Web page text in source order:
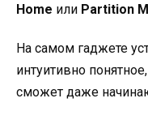
Home или Partition
На самом гаджете
интуитивно
сможет даже